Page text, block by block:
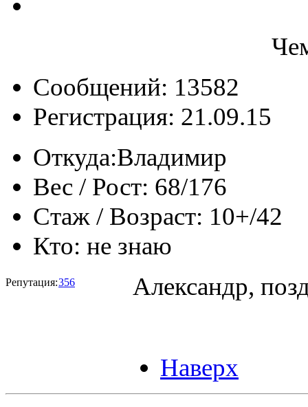
Сообщений: 13582
Регистрация: 21.09.15
Откуда:Владимир
Вес / Рост: 68/176
Стаж / Возраст: 10+/42
Кто: не знаю
Репутация:356 Александр,
Наверх